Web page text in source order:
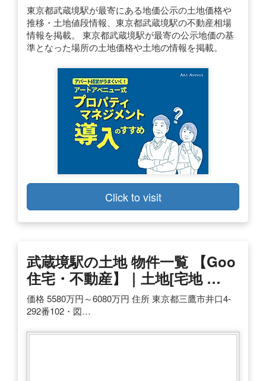
東京都武蔵境駅が最寄にある地価公示の土地価格や
推移・土地値段情報、東京都武蔵境駅の不動産相場
情報を掲載。 東京都武蔵境駅が最寄の公示地価の基
準となった場所の土地価格や土地の情報を掲載。
Click to visit
武蔵境駅の土地 物件一覧 【goo
住宅・不動産】｜土地[宅地 …
価格 5580万円～6080万円 住所 東京都三鷹市井口4-
292番102・図…